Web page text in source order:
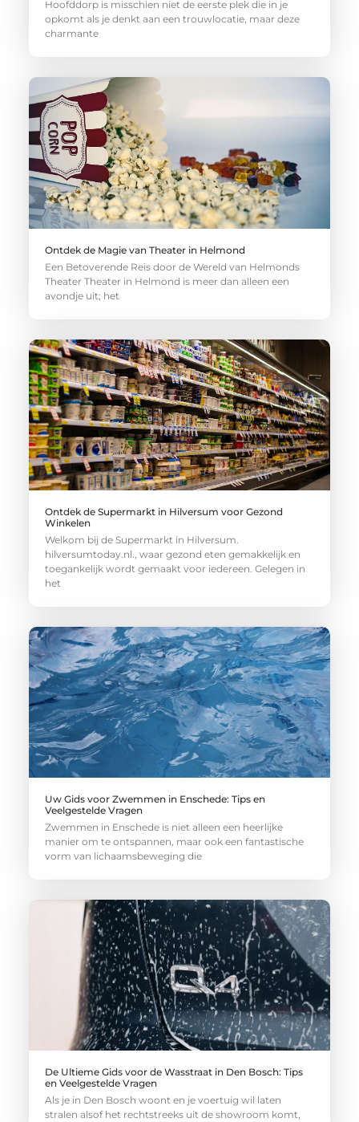
Hoofddorp is misschien niet de eerste plek die in je
opkomt als je denkt aan een trouwlocatie, maar deze
charmante
Ontdek de Magie van Theater in Helmond
Een Betoverende Reis door de Wereld van Helmonds
Theater Theater in Helmond is meer dan alleen een
avondje uit; het
Ontdek de Supermarkt in Hilversum voor Gezond
Winkelen
Welkom bij de Supermarkt in Hilversum.
hilversumtoday.nl., waar gezond eten gemakkelijk en
toegankelijk wordt gemaakt voor iedereen. Gelegen in
het
Uw Gids voor Zwemmen in Enschede: Tips en
Veelgestelde Vragen
Zwemmen in Enschede is niet alleen een heerlijke
manier om te ontspannen, maar ook een fantastische
vorm van lichaamsbeweging die
De Ultieme Gids voor de Wasstraat in Den Bosch: Tips
en Veelgestelde Vragen
Als je in Den Bosch woont en je voertuig wil laten
stralen alsof het rechtstreeks uit de showroom komt,